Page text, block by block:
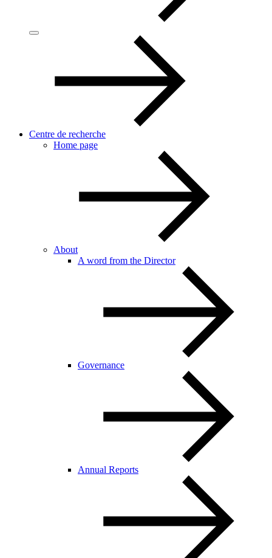
Centre de recherche
Home page
About
A word from the Director
Governance
Annual Reports